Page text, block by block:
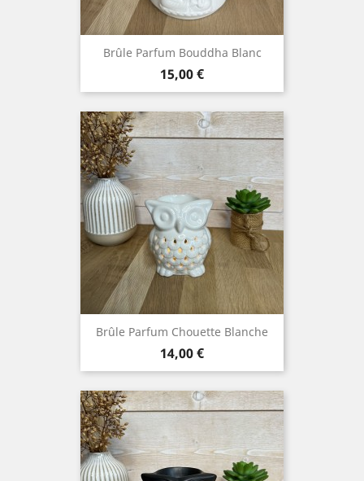
Brûle Parfum Bouddha Blanc
Prix
15,00 €
Brûle Parfum Chouette Blanche
Prix
14,00 €